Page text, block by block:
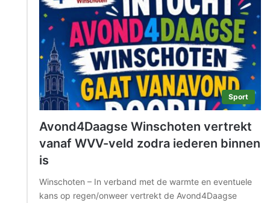
Sport
Avond4Daagse Winschoten vertrekt
vanaf WVV-veld zodra iederen binnen
is
Winschoten – In verband met de warmte en eventuele
kans op regen/onweer vertrekt de Avond4Daagse